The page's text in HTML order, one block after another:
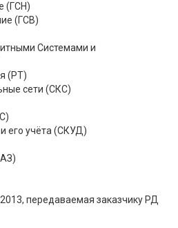
(ГСН)
(ГСВ)
Системами и
(РТ)
сети (СКС)
его учёта (СКУД)
передаваемая заказчику РД